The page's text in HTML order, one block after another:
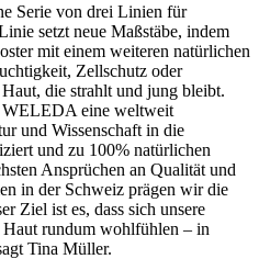
Serie von drei Linien für
setzt neue Maßstäbe, indem
mit einem weiteren natürlichen
Zellschutz oder
die strahlt und jung bleibt.
WELEDA eine weltweit
und Wissenschaft in die
und zu 100% natürlichen
Ansprüchen an Qualität und
in der Schweiz prägen wir die
Ziel ist es, dass sich unsere
rundum wohlfühlen – in
Tina Müller.